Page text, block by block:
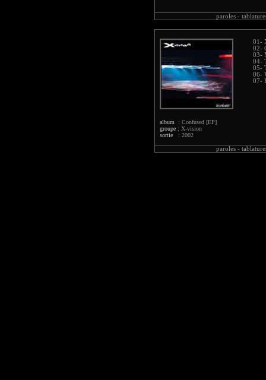
paroles -
album : Confused [EP]
groupe : X-vision
sortie : 2002
01-
02-
03-
04-
05-
06-
07-
paroles -